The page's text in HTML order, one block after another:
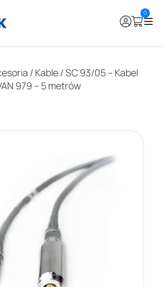
0
/ Kable/ SC 93/05 – Kabel
979 – 5 metrów